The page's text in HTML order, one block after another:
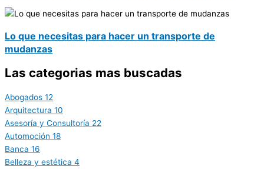
Lo que necesitas para hacer un transporte de
mudanzas
Las categorias mas buscadas
Abogados 12
Arquitectura 10
Asesoría y Consultoría 22
Automoción 18
Banca 16
Belleza y estética 4